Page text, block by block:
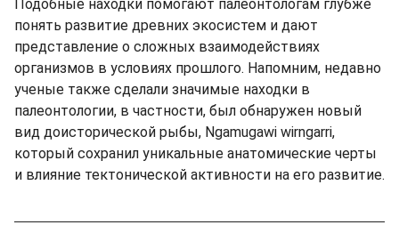
Подобные находки помогают палеонтологам глубже
понять развитие древних экосистем и дают
представление о сложных взаимодействиях
организмов в условиях прошлого. Напомним, недавно
ученые также сделали значимые находки в
палеонтологии, в частности, был обнаружен новый
вид доисторической рыбы, Ngamugawi wirngarri,
который сохранил уникальные анатомические черты
и влияние тектонической активности на его развитие.